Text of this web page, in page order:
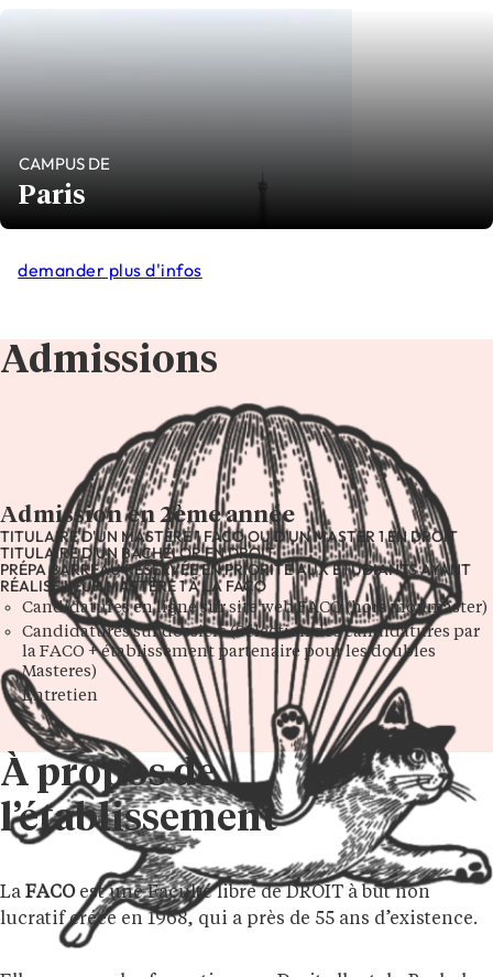
CAMPUS DE
Paris
demander plus d'infos
Admissions
Admission en 2ème année
TITULAIRE D'UN MASTÈRE 1 FACO OU D'UN MASTER 1 EN DROIT
TITULAIRE D'UN BACHELOR EN DROIT
PRÉPA BARREAU RÉSERVÉE EN PRIORITÉ AUX ÉTUDIANTS AYANT
RÉALISÉ LEUR MASTÈRE 1 À LA FACO
Candidatures en ligne sur site web FACO (hors monmaster)
Candidatures sur dossiers (Sélection des candidatures par
la FACO + établissement partenaire pour les doubles
Masteres)
Entretien
À propos de
l’établissement
La FACOest une Faculté libre de DROIT à but non
lucratif créée en 1968, qui a près de 55 ans d’existence.